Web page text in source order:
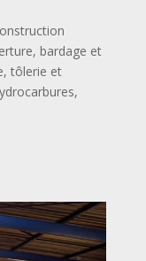
bardage et
tôlerie et